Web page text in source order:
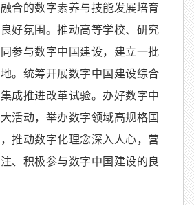
合的数字素养与技能发展培育
好氛围。推动高等学校、研究
参与数字中国建设，建立一批
。统筹开展数字中国建设综合
成推进改革试验。办好数字中
活动，举办数字领域高规格国
推动数字化理念深入人心，营
、积极参与数字中国建设的良